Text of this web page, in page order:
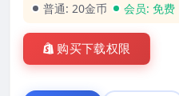
普通: 20金币 会员: 免费
购买下载权限